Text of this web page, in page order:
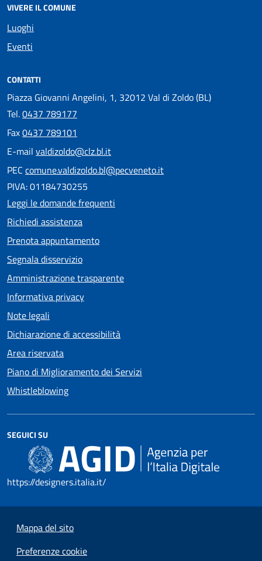
VIVERE IL COMUNE
Luoghi
Eventi
CONTATTI
Piazza Giovanni Angelini, 1, 32012 Val di Zoldo (BL)
Tel.0437 789177
Fax0437 789101
E-mail valdizoldo@clz.bl.it
PEC comune.valdizoldo.bl@pecveneto.it
PIVA: 01184730255
Leggi le domande frequenti
Richiedi assistenza
Prenota appuntamento
Segnala disservizio
Amministrazione trasparente
Informativa privacy
Note legali
Dichiarazione di accessibilità
Area riservata
Piano di Miglioramento dei Servizi
Whistleblowing
SEGUICI SU
https://designers.italia.it/
Mappa del sito
Preferenze cookie